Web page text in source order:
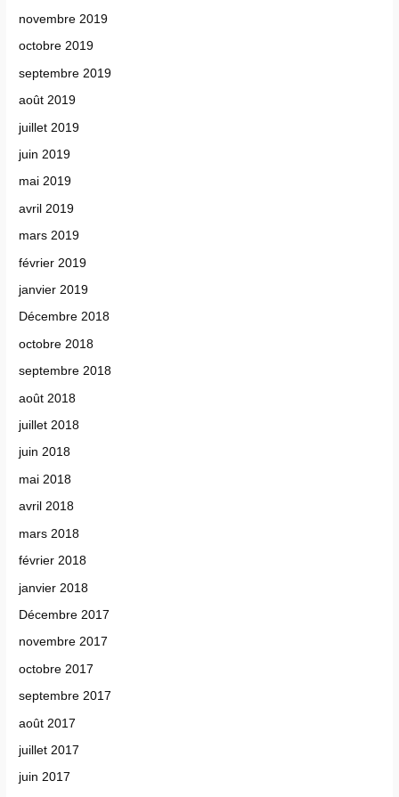
novembre 2019
octobre 2019
septembre 2019
août 2019
juillet 2019
juin 2019
mai 2019
avril 2019
mars 2019
février 2019
janvier 2019
Décembre 2018
octobre 2018
septembre 2018
août 2018
juillet 2018
juin 2018
mai 2018
avril 2018
mars 2018
février 2018
janvier 2018
Décembre 2017
novembre 2017
octobre 2017
septembre 2017
août 2017
juillet 2017
juin 2017